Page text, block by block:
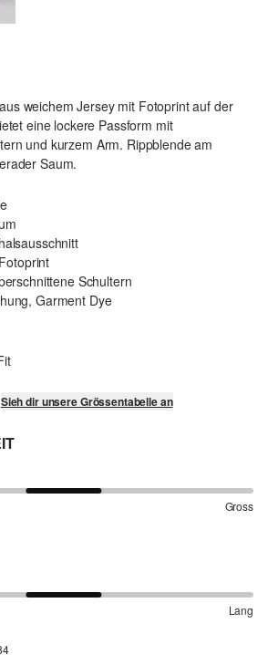
weichem Jersey mit Fotoprint auf der
eine lockere Passform mit
und kurzem Arm. Rippblende am
Saum.
Schultern
Garment Dye
Sieh dir unsere Grössentabelle an
Gross
Lang